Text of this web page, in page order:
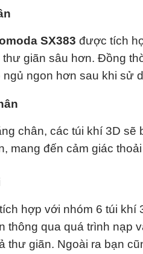
SX383 được tích
thư giãn sâu hơn. Đồng
ngon hơn sau khi sử
chân, các túi khí 3D
mang đến cảm giác
hợp với nhóm 6 túi khí
thông qua quá trình nạp
thư giãn. Ngoài ra bạn